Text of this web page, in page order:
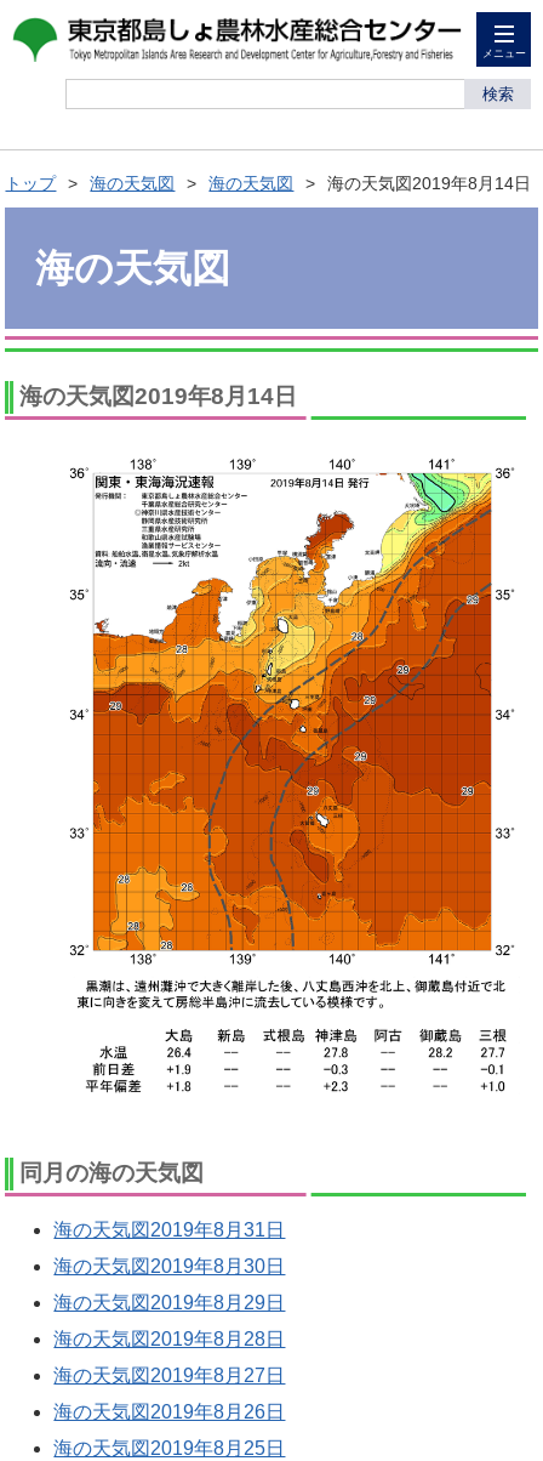
メニュー
検索
トップ 海の天気図 海の天気図 海の天気図2019年8月14日
海の天気図
海の天気図2019年8月14日
同月の海の天気図
海の天気図2019年8月31日
海の天気図2019年8月30日
海の天気図2019年8月29日
海の天気図2019年8月28日
海の天気図2019年8月27日
海の天気図2019年8月26日
海の天気図2019年8月25日